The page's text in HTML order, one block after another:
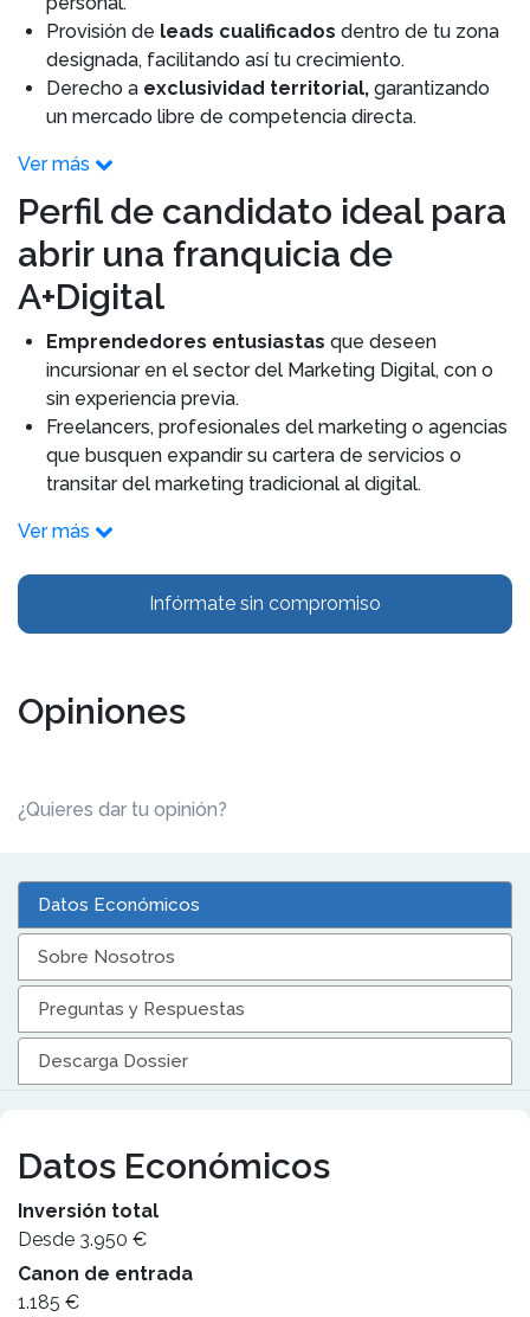
Provisión de leads cualificados dentro de tu zona
designada, facilitando así tu crecimiento.
Derecho a exclusividad territorial, garantizando
un mercado libre de competencia directa.
Ver más
Perfil de candidato ideal para
abrir una franquicia de
A+Digital
Emprendedores entusiastas que deseen
incursionar en el sector del Marketing Digital, con o
sin experiencia previa.
Freelancers, profesionales del marketing o agencias
que busquen expandir su cartera de servicios o
transitar del marketing tradicional al digital.
Ver más
Infórmate sin compromiso
Opiniones
¿Quieres dar tu opinión?
Datos Económicos
Sobre Nosotros
Preguntas y Respuestas
Descarga Dossier
Datos Económicos
Inversión total
Desde 3.950 €
Canon de entrada
1.185 €